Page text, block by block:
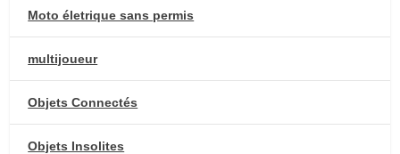
Moto életrique sans permis
multijoueur
Objets Connectés
Objets Insolites